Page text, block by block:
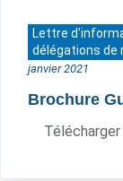
Lettre
délégations de
janvier 2021
Brochure